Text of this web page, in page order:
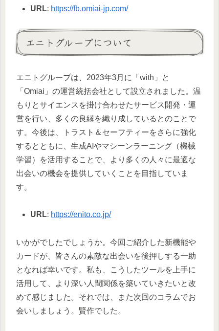
URL: https://fb.omiai-jp.com/
エニトグループについて
エニトグループは、2023年3月に「with」と
「Omiai」の運営統括会社として設立されました。温
もりとサイエンスを掛け合わせたサービス開発・運
営を行い、多くの良縁を織り成しているとのことで
す。今後は、トラスト＆セーフティーをさらに強化
するとともに、生成AIやマシーンラーニング（機械
学習）を活用することで、より多くの人々に最適な
出会いの機会を提供していくことを目指していま
す。
URL: https://enito.co.jp/
いかがでしたでしょうか。今回ご紹介した新機能や
カードが、皆さんの素敵な出会いを後押しする一助
となれば幸いです。私も、こうしたツールを上手に
活用して、より深い人間関係を築いていきたいと改
めて感じました。それでは、また次回のコラムでお
会いしましょう。賢作でした。